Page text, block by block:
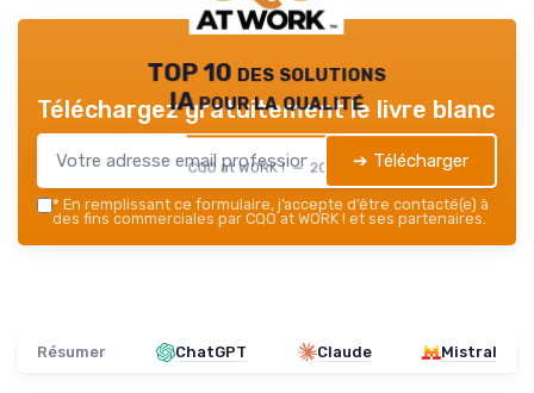
TOP 10 des solutions
IA pour la qualité
CQO at WORK ! — 2026
Téléchargez gratuitement le livre blanc
➔ Télécharger
* En remplissant ce formulaire, j’accepte d’être contacté(e) à
des fins commerciales par CQO at WORK ! et ses partenaires.
Résumer ChatGPT Claude Mistral